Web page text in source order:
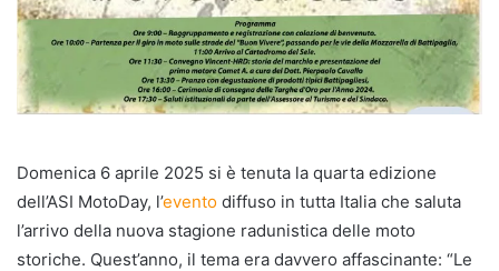
Domenica 6 aprile 2025 si è tenuta la quarta edizione
dell’ASI MotoDay, l’evento diffuso in tutta Italia che saluta
l’arrivo della nuova stagione radunistica delle moto
storiche. Quest’anno, il tema era davvero affascinante: “Le